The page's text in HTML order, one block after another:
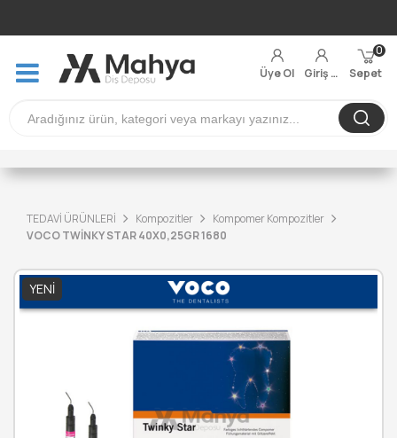
Üye Ol Giriş Yap Sepet
0
TEDAVİ ÜRÜNLERİ Kompozitler
Kompomer Kompozitler
VOCO TWİNKY STAR 40X0,25GR 1680
YENI